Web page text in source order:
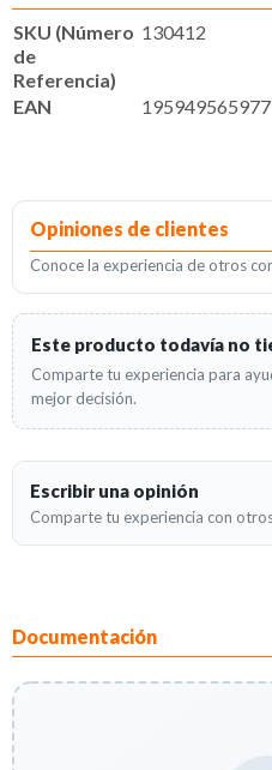
SKU (Número
de
Referencia)
130412
EAN 195949565977
Opiniones de clientes
Conoce la experiencia de otros
Este producto todavía no
Comparte tu experiencia para
mejor decisión.
Escribir una opinión
Comparte tu experiencia con
Documentación